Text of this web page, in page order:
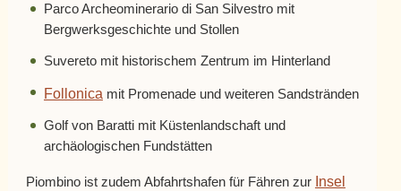
Parco Archeominerario di San Silvestro mit
Bergwerksgeschichte und Stollen
Suvereto mit historischem Zentrum im Hinterland
Follonica mit Promenade und weiteren Sandstränden
Golf von Baratti mit Küstenlandschaft und
archäologischen Fundstätten
Piombino ist zudem Abfahrtshafen für Fähren zur Insel